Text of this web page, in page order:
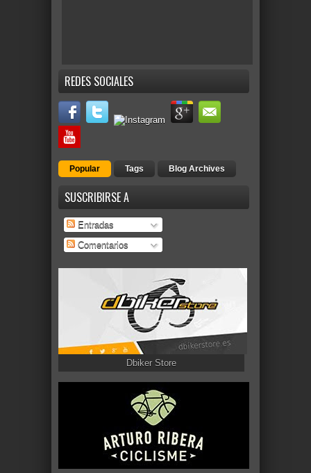
REDES SOCIALES
Popular Tags Blog Archives
SUSCRIBIRSE A
Entradas
Comentarios
Dbiker Store